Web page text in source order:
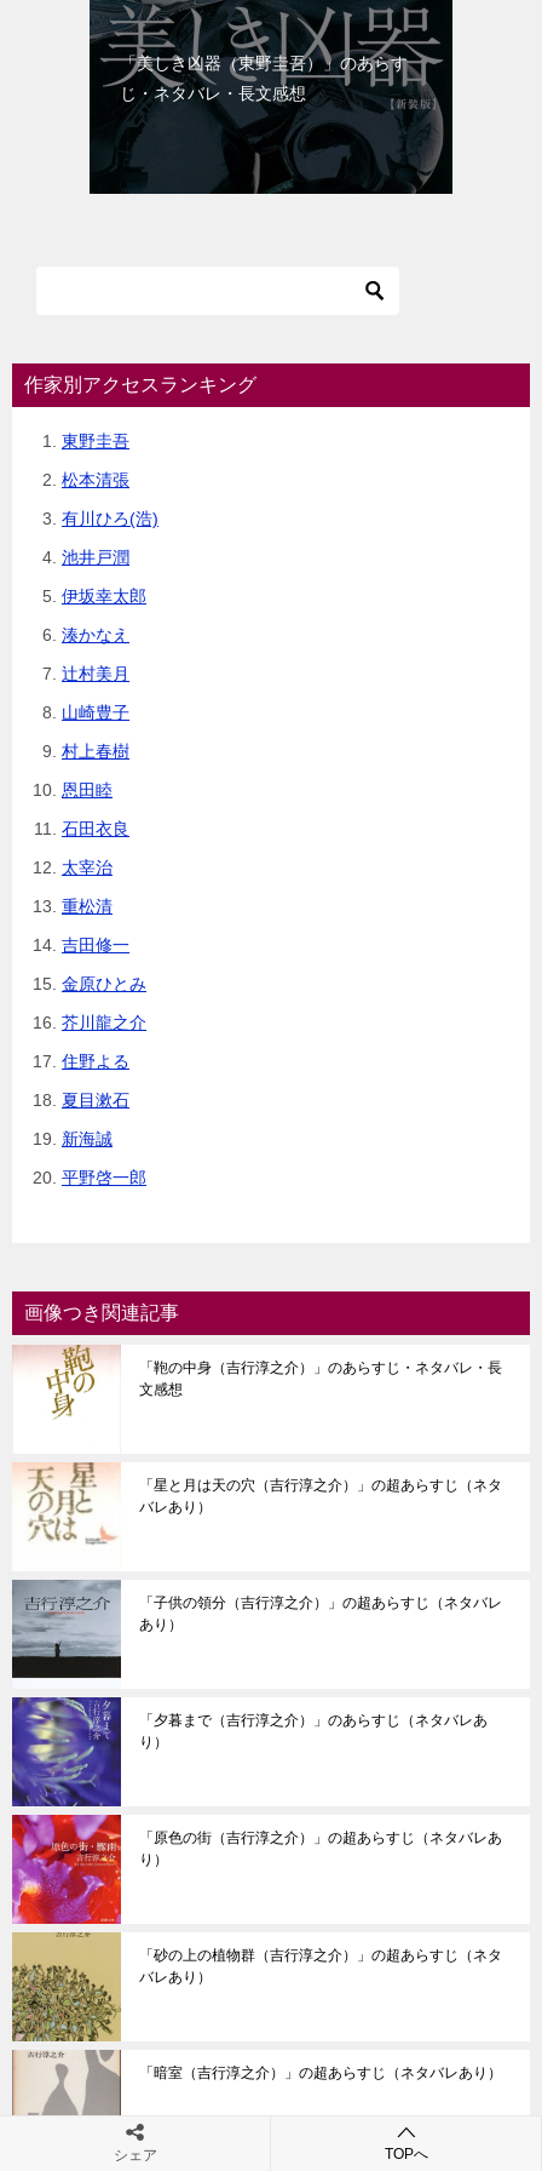
「美しき凶器（東野圭吾）」のあらす
じ・ネタバレ・長文感想
作家別アクセスランキング
東野圭吾
松本清張
有川ひろ(浩)
池井戸潤
伊坂幸太郎
湊かなえ
辻村美月
山崎豊子
村上春樹
恩田睦
石田衣良
太宰治
重松清
吉田修一
金原ひとみ
芥川龍之介
住野よる
夏目漱石
新海誠
平野啓一郎
画像つき関連記事
「鞄の中身（吉行淳之介）」のあらすじ・ネタバレ・長
文感想
「星と月は天の穴（吉行淳之介）」の超あらすじ（ネタ
バレあり）
「子供の領分（吉行淳之介）」の超あらすじ（ネタバレ
あり）
「夕暮まで（吉行淳之介）」のあらすじ（ネタバレあ
り）
「原色の街（吉行淳之介）」の超あらすじ（ネタバレあ
り）
「砂の上の植物群（吉行淳之介）」の超あらすじ（ネタ
バレあり）
「暗室（吉行淳之介）」の超あらすじ（ネタバレあり）
シェア TOPへ